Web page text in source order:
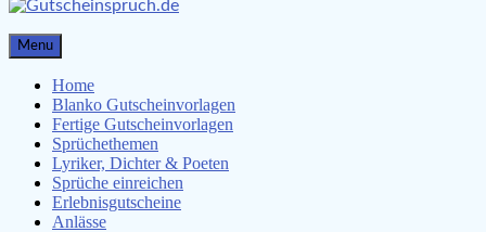
Gutscheinspruch.de
Gutscheinsprüche & Gutscheinvorlagen finden
Menu
Home
Blanko Gutscheinvorlagen
Fertige Gutscheinvorlagen
Sprüchethemen
Lyriker, Dichter & Poeten
Sprüche einreichen
Erlebnisgutscheine
Anlässe